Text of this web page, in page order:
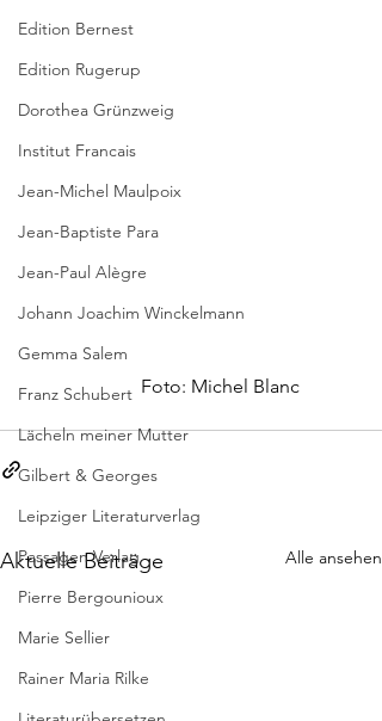
Edition Bernest
Edition Rugerup
Dorothea Grünzweig
Institut Francais
Jean-Michel Maulpoix
Jean-Baptiste Para
Jean-Paul Alègre
Johann Joachim Winckelmann
Gemma Salem
Franz Schubert
Lächeln meiner Mutter
Gilbert & Georges
Leipziger Literaturverlag
Passagen Verlag
Pierre Bergounioux
Marie Sellier
Rainer Maria Rilke
Foto: Michel Blanc
Aktuelle Beiträge Alle ansehen